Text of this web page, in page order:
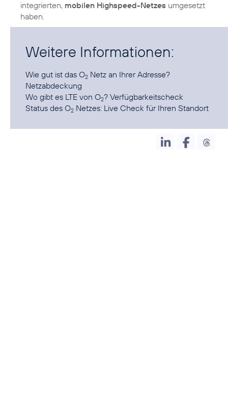
integrierten, mobilen Highspeed-Netzes umgesetzt
haben.
Weitere Informationen:
Wie gut ist das O2 Netz an Ihrer Adresse?
Netzabdeckung
Wo gibt es LTE von O2? Verfügbarkeitscheck
Status des O2 Netzes: Live Check für Ihren Standort